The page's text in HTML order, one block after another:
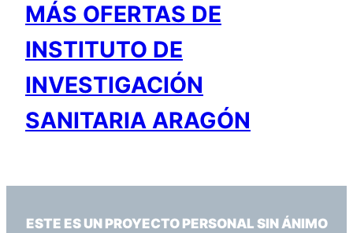
MÁS OFERTAS DE
INSTITUTO DE
INVESTIGACIÓN
SANITARIA ARAGÓN
ESTE ES UN PROYECTO PERSONAL SIN ÁNIMO